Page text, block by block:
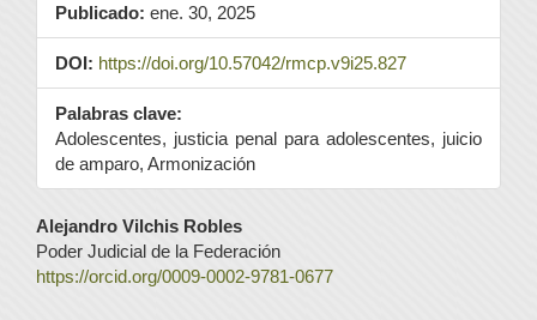
Publicado: ene. 30, 2025
DOI: https://doi.org/10.57042/rmcp.v9i25.827
Palabras clave:
Adolescentes, justicia penal para adolescentes, juicio
de amparo, Armonización
Contenido
principal
Alejandro Vilchis Robles
Poder Judicial de la Federación
https://orcid.org/0009-0002-9781-0677